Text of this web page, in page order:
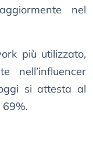
nel
più utilizzato,
si attesta al